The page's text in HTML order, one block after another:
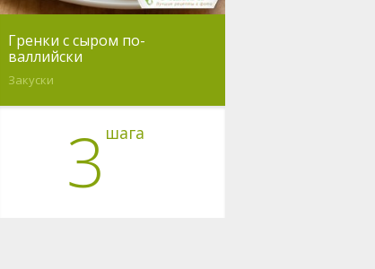
Гренки с сыром по-
валлийски
Закуски
3 шага